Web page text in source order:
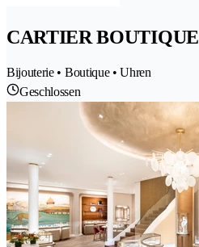
CARTIER BOUTIQUE
Bijouterie • Boutique • Uhren
Geschlossen